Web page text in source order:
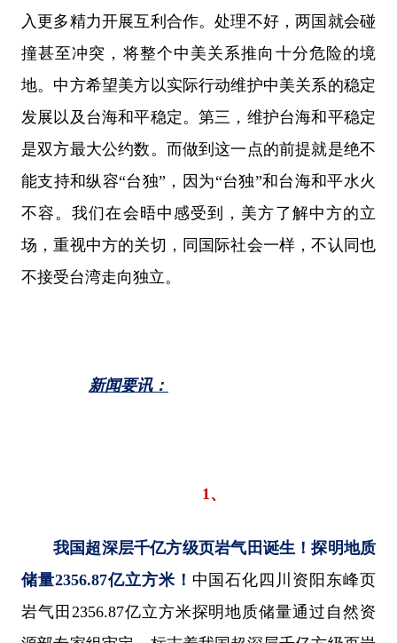
入更多精力开展互利合作。处理不好，两国就会碰
撞甚至冲突，将整个中美关系推向十分危险的境
地。中方希望美方以实际行动维护中美关系的稳定
发展以及台海和平稳定。第三，维护台海和平稳定
是双方最大公约数。而做到这一点的前提就是绝不
能支持和纵容“台独”，因为“台独”和台海和平水火
不容。我们在会晤中感受到，美方了解中方的立
场，重视中方的关切，同国际社会一样，不认同也
不接受台湾走向独立。
新闻要讯：
1、
我国超深层千亿方级页岩气田诞生！探明地质
储量2356.87亿立方米！ 中国石化四川资阳东峰页
岩气田2356.87亿立方米探明地质储量通过自然资